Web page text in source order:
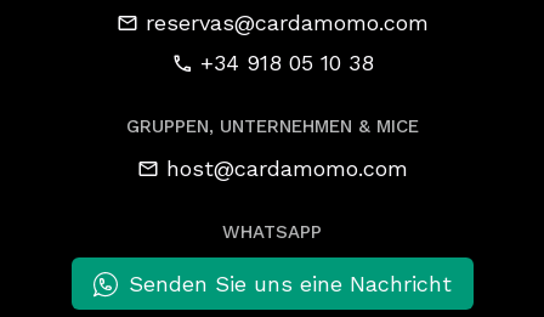
reservas@cardamomo.com
+34 918 05 10 38
GRUPPEN, UNTERNEHMEN & MICE
host@cardamomo.com
WHATSAPP
Senden Sie uns eine Nachricht